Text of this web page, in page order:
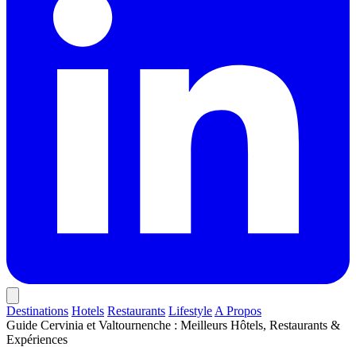
Destinations Hotels Restaurants Lifestyle A Propos
Guide Cervinia et Valtournenche : Meilleurs Hôtels, Restaurants &
Expériences